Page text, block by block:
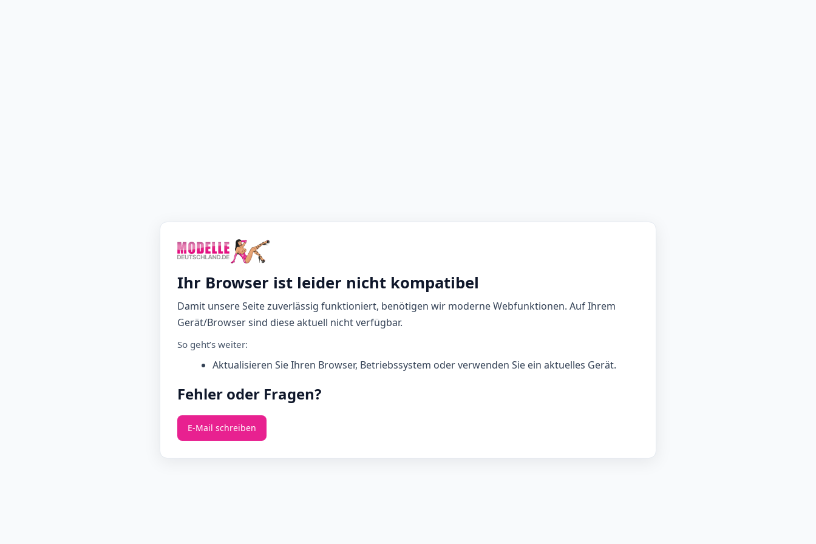
Ihr Browser ist leider nicht kompatibel
Damit unsere Seite zuverlässig funktioniert, benötigen wir moderne Webfunktionen. Auf Ihrem
Gerät/Browser sind diese aktuell nicht verfügbar.
So geht’s weiter:
Aktualisieren Sie Ihren Browser, Betriebssystem oder verwenden Sie ein aktuelles Gerät.
Fehler oder Fragen?
E‑Mail schreiben